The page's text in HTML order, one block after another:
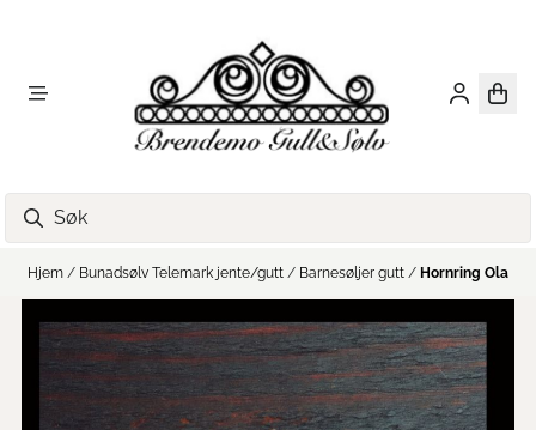
Hjem / Bunadsølv Telemark jente/gutt / Barnesøljer gutt / Hornring Ola